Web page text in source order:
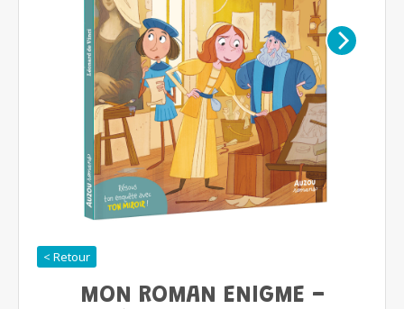
< Retour
MON ROMAN ENIGME -